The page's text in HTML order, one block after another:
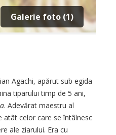
Galerie foto (1)
Agachi, apărut sub egida
tiparului timp de 5 ani,
. Adevărat maestru al
celor care se întâlnesc
ale ziarului. Era cu